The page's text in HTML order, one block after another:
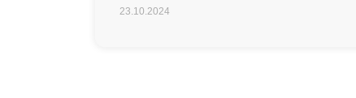
23.10.2024